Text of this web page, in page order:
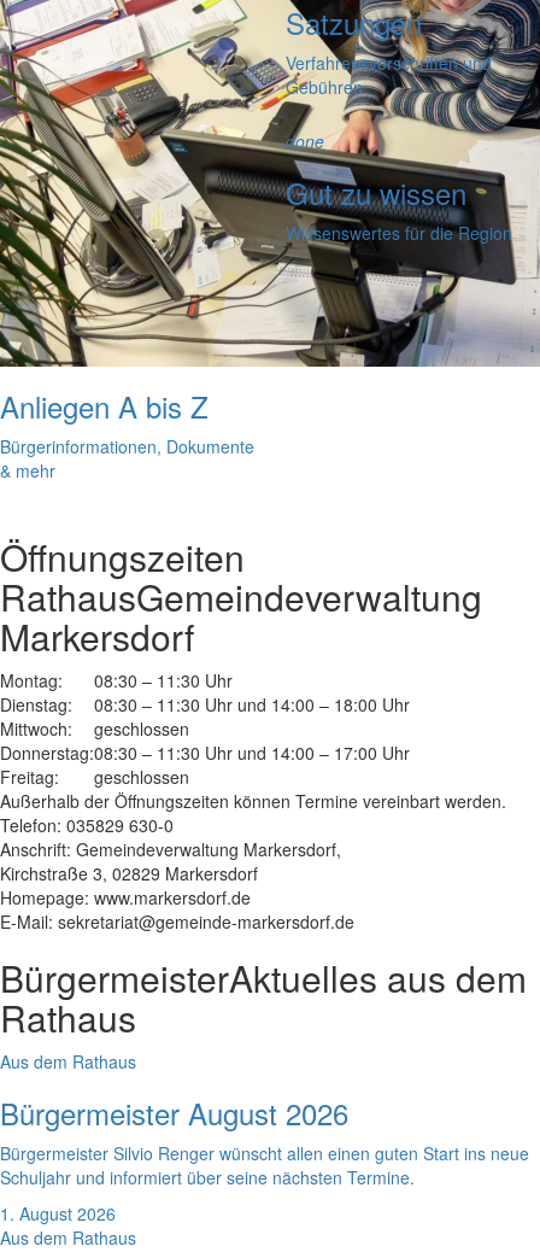
Anliegen A bis Z
Bürgerinformationen, Dokumente
& mehr
Satzungen
Verfahrensvorschriften und
Gebühren
done
Gut zu wissen
Wissenswertes für die Region
Öffnungszeiten
RathausGemeindeverwaltung
Markersdorf
Montag:
08:30 – 11:30 Uhr
Dienstag:
08:30 – 11:30 Uhr und 14:00 – 18:00 Uhr
Mittwoch:
geschlossen
Donnerstag:08:30 – 11:30 Uhr und 14:00 – 17:00 Uhr
Freitag:
geschlossen
Außerhalb der Öffnungszeiten können Termine vereinbart werden.
Telefon: 035829 630-0
Anschrift: Gemeindeverwaltung Markersdorf,
Kirchstraße 3, 02829 Markersdorf
Homepage: www.markersdorf.de
E-Mail: sekretariat@gemeinde-markersdorf.de
BürgermeisterAktuelles aus dem
Rathaus
Aus dem Rathaus
Bürgermeister August 2026
Bürgermeister Silvio Renger wünscht allen einen guten Start ins neue
Schuljahr und informiert über seine nächsten Termine.
1. August 2026
Aus dem Rathaus